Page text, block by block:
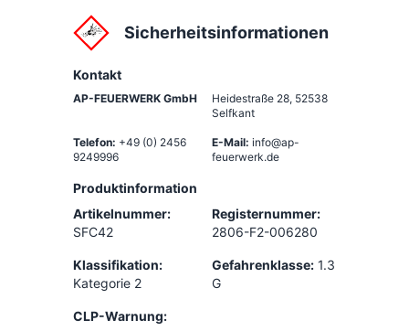
Sicherheitsinformationen
Kontakt
AP-FEUERWERK GmbH Heidestraße 28, 52538
Selfkant
Telefon: +49 (0) 2456
9249996
E-Mail: info@ap-
feuerwerk.de
Produktinformation
Artikelnummer:
SFC42
Registernummer:
2806-F2-006280
Klassifikation:
Kategorie 2
Gefahrenklasse: 1.3
G
CLP-Warnung: